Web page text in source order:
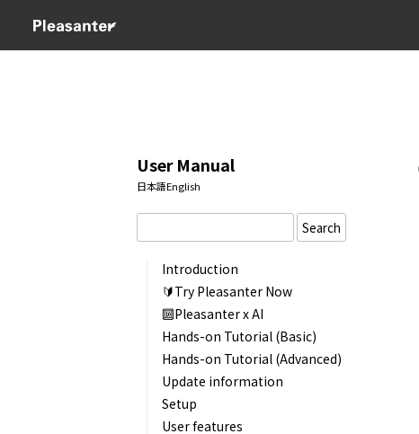
User Manual
日本語English
Search
Introduction
🔰Try Pleasanter Now
🔟Pleasanter x AI
Hands-on Tutorial (Basic)
Hands-on Tutorial (Advanced)
Update information
Setup
User features